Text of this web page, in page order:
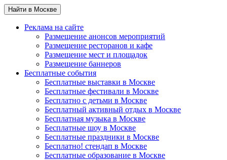
Найти в Москве
Реклама на сайте
Размещение анонсов мероприятий
Размещение ресторанов и кафе
Размещение мест и площадок
Размещение баннеров
Бесплатные события
Бесплатные выставки в Москве
Бесплатные фестивали в Москве
Бесплатно с детьми в Москве
Бесплатный активный отдых в Москве
Бесплатная музыка в Москве
Бесплатные шоу в Москве
Бесплатные праздники в Москве
Бесплатно! стендап в Москве
Бесплатные образование в Москве